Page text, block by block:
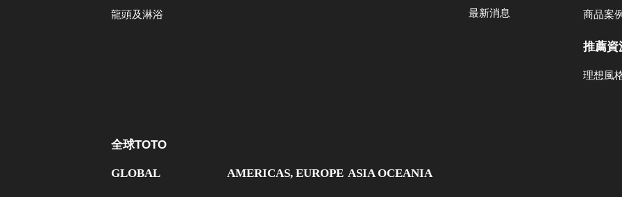
龍頭及淋浴
最新消息
商品案
推薦資
理想風
全球TOTO
GLOBAL AMERICAS, EUROPE ASIA OCEANIA